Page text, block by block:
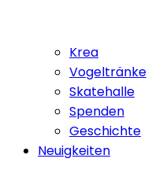
Krea
Vogeltränke
Skatehalle
Spenden
Geschichte
Neuigkeiten